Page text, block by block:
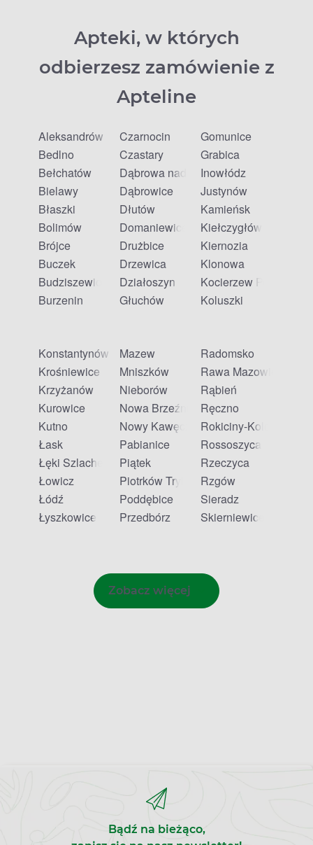
Apteki, w których
odbierzesz zamówienie z
Apteline
Aleksandrów
Bedlno
Bełchatów
Bielawy
Błaszki
Bolimów
Brójce
Buczek
Budziszewice
Burzenin
Czarnocin
Czastary
Dąbrowa nad Czarną
Dąbrowice
Dłutów
Domaniewice
Drużbice
Drzewica
Działoszyn
Głuchów
Gomunice
Grabica
Inowłódz
Justynów
Kamieńsk
Kiełczygłów
Kiernozia
Klonowa
Kocierzew
Koluszki
Konstantynów Łódzki
Krośniewice
Krzyżanów
Kurowice
Kutno
Łask
Łęki Szlacheckie
Łowicz
Łódź
Łyszkowice
Mazew
Mniszków
Nieborów
Nowa Brzeźnica
Nowy Kawęczyn
Pabianice
Piątek
Piotrków Trybunalski
Poddębice
Przedbórz
Radomsko
Rawa Mazowiecka
Rąbień
Ręczno
Rokiciny-Kolonia
Rossoszyca
Rzeczyca
Rzgów
Sieradz
Skierniewice
Zobacz więcej
Bądź na bieżąco,